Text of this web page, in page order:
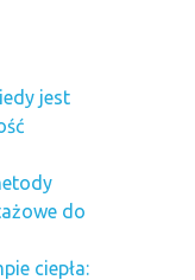
jest
do
ciepła: